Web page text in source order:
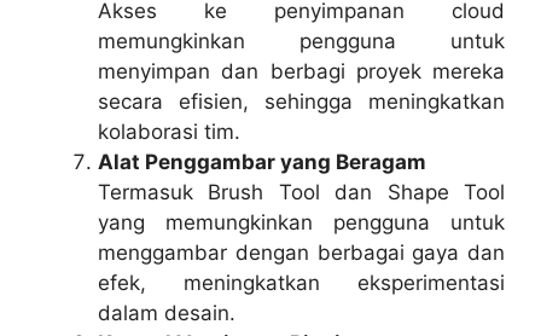
Akses ke penyimpanan cloud
memungkinkan pengguna untuk
menyimpan dan berbagi proyek mereka
secara efisien, sehingga meningkatkan
kolaborasi tim.
Alat Penggambar yang Beragam
Termasuk Brush Tool dan Shape Tool
yang memungkinkan pengguna untuk
menggambar dengan berbagai gaya dan
efek, meningkatkan eksperimentasi
dalam desain.